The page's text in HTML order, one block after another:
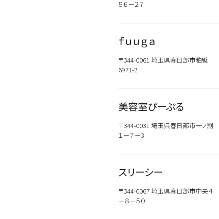
８６－２７
ｆｕｕｇａ
〒344-0061 埼玉県春日部市粕壁
6971-2
美容室ぴーぷる
〒344-0031 埼玉県春日部市一ノ割
１－７－3
スリーシー
〒344-0067 埼玉県春日部市中央４
－８－５０